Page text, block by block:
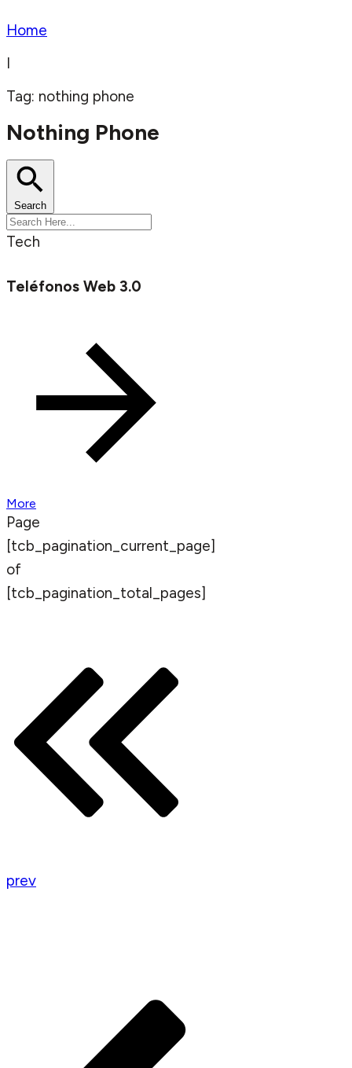
Home
I
Tag: nothing phone
Nothing Phone
Search
Tech
Teléfonos Web 3.0
More
Page
[tcb_pagination_current_page]
of
[tcb_pagination_total_pages]
prev